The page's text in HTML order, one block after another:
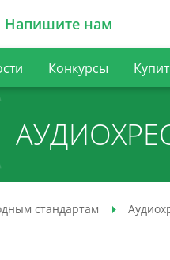
Напишите нам
Конкурсы
стандартам